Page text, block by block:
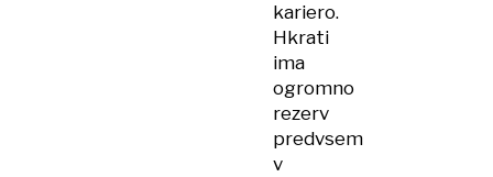
kariero.
Hkrati
ima
ogromno
rezerv
predvsem
v